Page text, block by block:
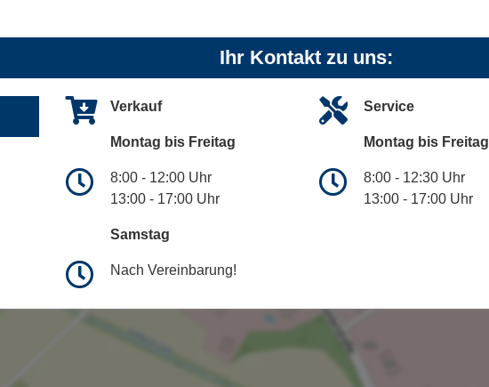
Ihr Kontakt zu uns:
Verkauf
Montag bis Freitag
8:00 - 12:00 Uhr
13:00 - 17:00 Uhr
Samstag
Nach Vereinbarung!
Service
Montag bis Freitag
8:00 - 12:30 Uhr
13:00 - 17:00 Uhr